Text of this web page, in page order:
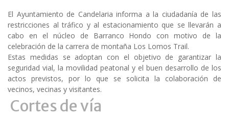
El Ayuntamiento de Candelaria informa a la ciudadanía de las
restricciones al tráfico y al estacionamiento que se llevarán a
cabo en el núcleo de Barranco Hondo con motivo de la
celebración de la carrera de montaña Los Lomos Trail.
Estas medidas se adoptan con el objetivo de garantizar la
seguridad vial, la movilidad peatonal y el buen desarrollo de los
actos previstos, por lo que se solicita la colaboración de
vecinos, vecinas y visitantes.
Cortes de vía